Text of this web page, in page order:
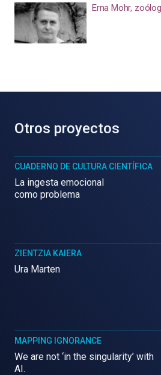
Erna Mohr,
Otros proyectos
CUADERNO DE CULTURA CIENTÍFICA
La ingesta emocional
como problema
ZIENTZIA KAIERA
Ura Marten
MAPPING IGNORANCE
We are not ‘in the singularity’ with
AI.